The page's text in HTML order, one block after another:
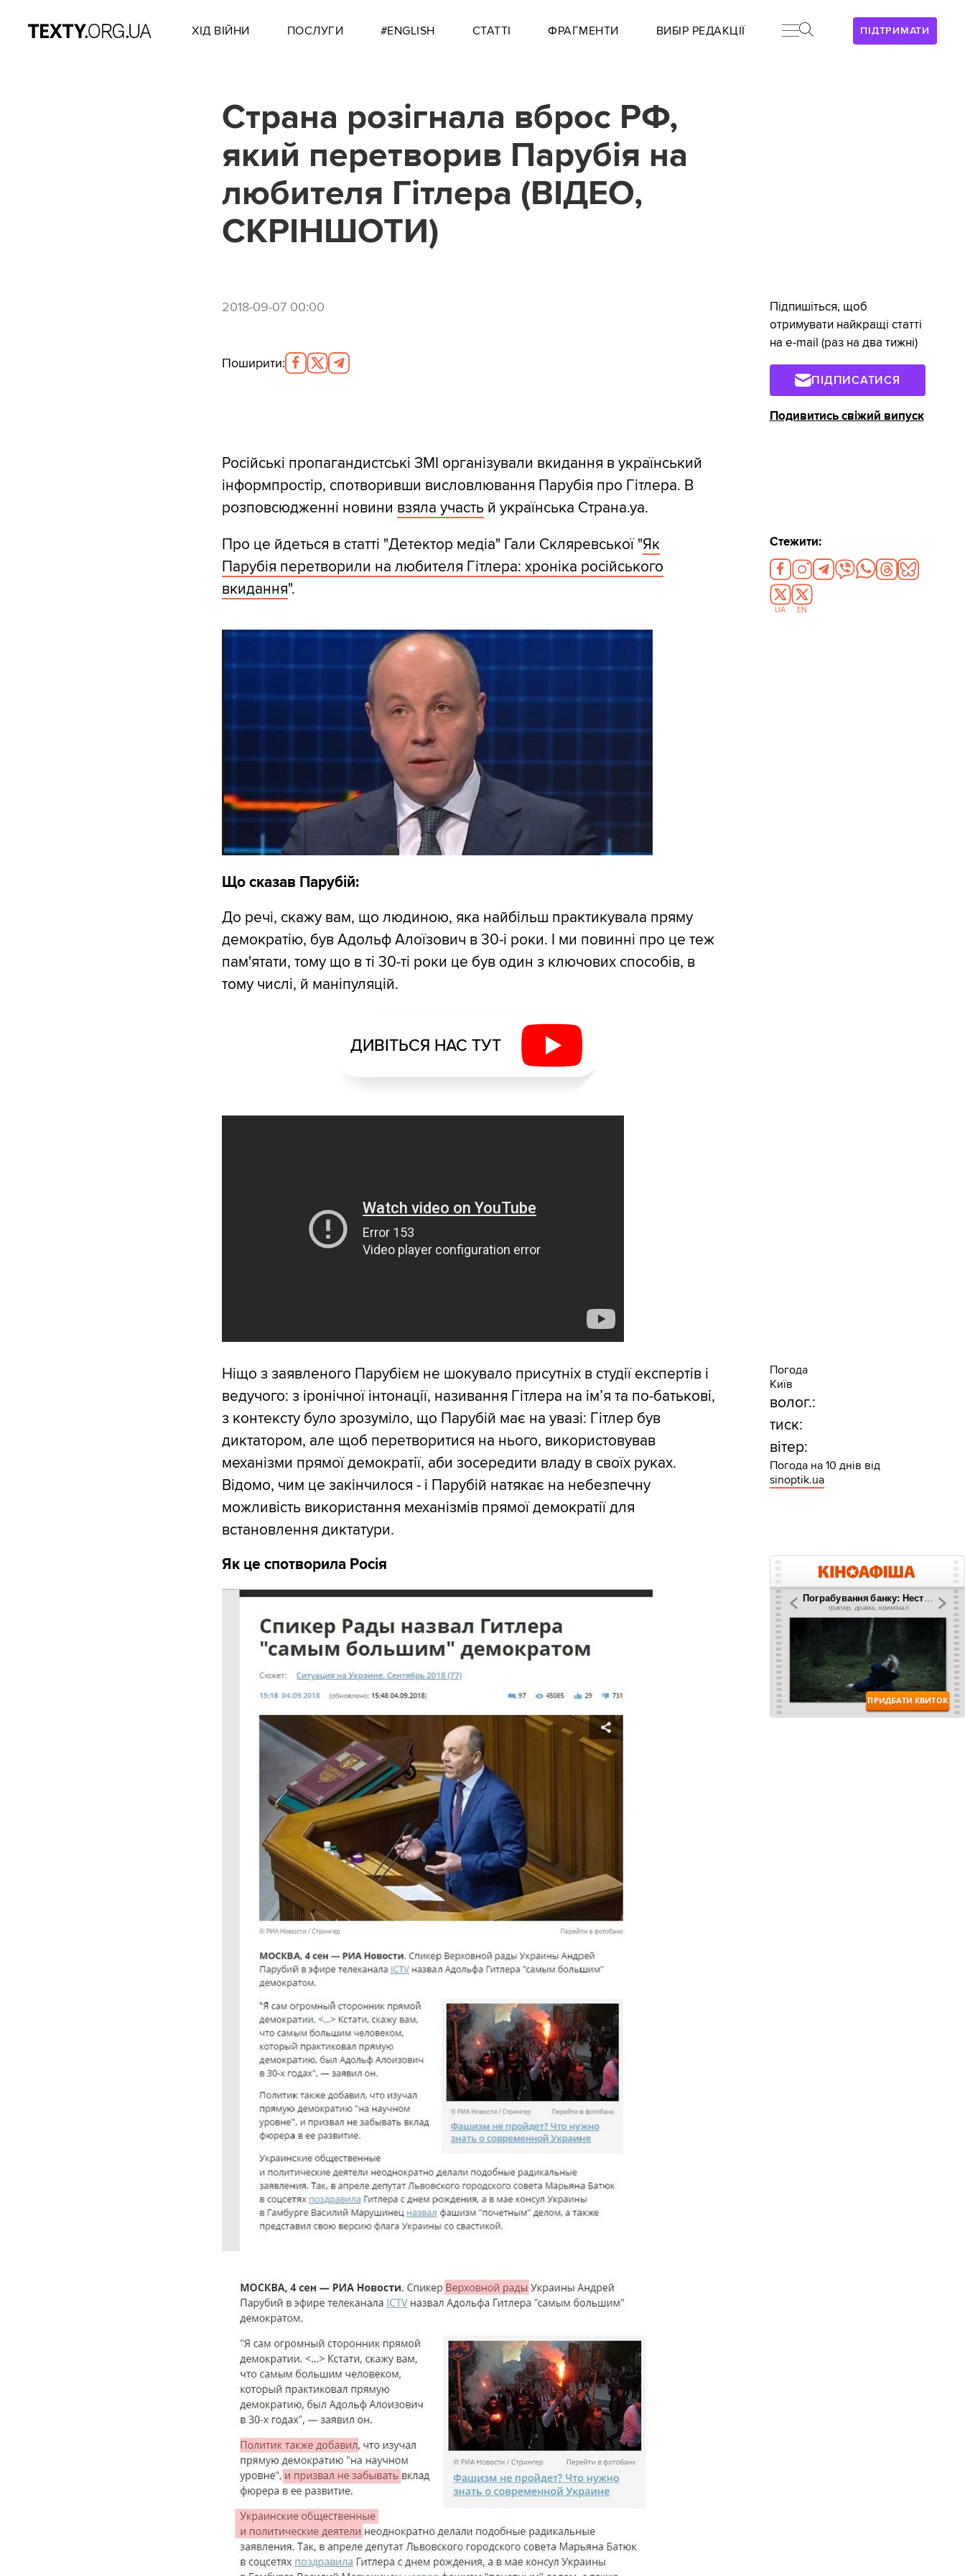
ПІДТРИМАТИ
ХІД ВІЙНИ ПОСЛУГИ #ENGLISH СТАТТІ ФРАГМЕНТИ ВИБІР РЕДАКЦІЇ
Страна розігнала вброс РФ,
який перетворив Парубія на
любителя Гітлера (ВІДЕО,
СКРІНШОТИ)
2018-09-07 00:00
Поширити:
Російські пропагандистські ЗМІ організували вкидання в український
інформпростір, спотворивши висловлювання Парубія про Гітлера. В
розповсюдженні новини взяла участьй українська Страна.уа.
Про це йдеться в статті "Детектор медіа" Гали Скляревської "Як
Парубія перетворили на любителя Гітлера: хроніка російського
вкидання".
Що сказав Парубій:
До речі, скажу вам, що людиною, яка найбільш практикувала пряму
демократію, був Адольф Алоїзович в 30-і роки. І ми повинні про це теж
пам'ятати, тому що в ті 30-ті роки це був один з ключових способів, в
тому числі, й маніпуляцій.
ДИВІТЬСЯ НАС ТУТ
Ніщо з заявленого Парубієм не шокувало присутніх в студії експертів і
ведучого: з іронічної інтонації, називання Гітлера на ім’я та по-батькові,
з контексту було зрозуміло, що Парубій має на увазі: Гітлер був
диктатором, але щоб перетворитися на нього, використовував
механізми прямої демократії, аби зосередити владу в своїх руках.
Відомо, чим це закінчилося - і Парубій натякає на небезпечну
можливість використання механізмів прямої демократії для
встановлення диктатури.
Як це спотворила Росія
Підпишіться, щоб
отримувати найкращі статті
на e-mail (раз на два тижні)
ПІДПИСАТИСЯ
Подивитись свіжий випуск
Стежити:
UA EN
Погода
Київ
волог.:
тиск:
вітер:
Погода на 10 днів від
sinoptik.ua